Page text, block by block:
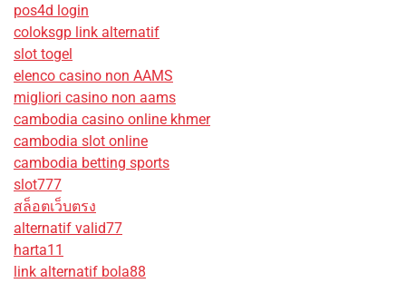
pos4d login
coloksgp link alternatif
slot togel
elenco casino non AAMS
migliori casino non aams
cambodia casino online khmer
cambodia slot online
cambodia betting sports
slot777
สล็อตเว็บตรง
alternatif valid77
harta11
link alternatif bola88